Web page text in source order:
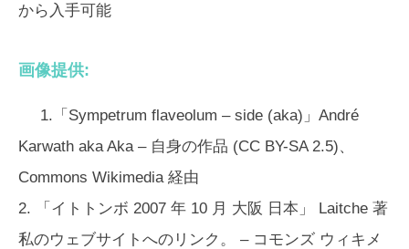
から入手可能
画像提供:
1.「Sympetrum flaveolum – side (aka)」André
Karwath aka Aka – 自身の作品 (CC BY-SA 2.5)、
Commons Wikimedia 経由
2. 「イトトンボ 2007 年 10 月 大阪 日本」 Laitche 著
私のウェブサイトへのリンク。 – コモンズ ウィキメ